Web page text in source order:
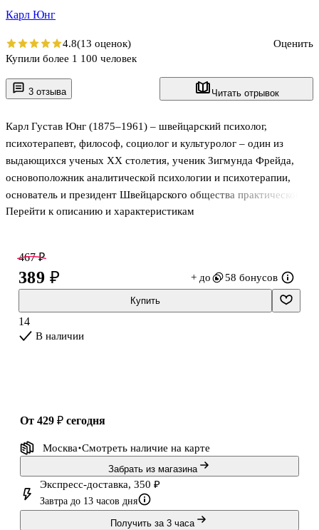
3 отзыва Читать отрывок
Карл Густав Юнг (1875–1961) – швейцарский психолог,
психотерапевт, философ, социолог и культуролог – один из
выдающихся ученых ХХ столетия, ученик Зигмунда Фрейда,
основоположник аналитической психологии и психотерапии,
основатель и президент Швейцарского общества практической
психологии. Религиозная проблематика всегда была важной
психологические аспекты философии различных течений
буддизма и индуизма, в том числе на основе тибетской "Книги
Великого Освобождения", рассуждает о причинах популярности
йоги на Западе, сравнивает понимание идей свободы и святости
в восточной и западной традиции, р
Перейти к описанию и характеристикам
Карл Юнг
4.8(13 оценок)
Оценить
Купили более 1 100 человек
467 ₽
389 ₽ + до 58 бонусов
Купить
14
В наличии
от 429 ₽ сегодня
Москва Смотреть наличие на карте
Забрать из магазина
Экспресс-доставка, 350 ₽
Завтра до 13 часов дня
Получить за 3 часа